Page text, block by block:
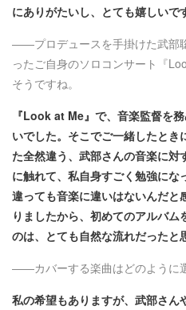
にありがたいし、とても嬉しいで
――プロデュースを手掛けた武部
ったご自身のソロコンサート『
そうですね。
『Look at Me』で、音楽監督を
いでした。そこでご一緒したとき
た全然違う、武部さんの音楽に
に触れて、私自身すごく勉強に
違っても音楽に違いはないんだと
りましたから、初めてのアルバム
のは、とても自然な流れだったと
――カバーする楽曲はどのように
私の希望もありますが、武部さん